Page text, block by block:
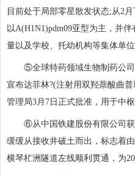
目前处于局部零星散发状态;从2
以A(H1N1)pdm09亚型为主，并
量以及学校、托幼机构等集体单
⑤全球特药领域生物制药公司
宣布达菲林?(注射用双羟萘酸曲
管理局3月7日正式批准，用于中
⑥从中国铁建股份有限公司获
缓缓从接收井破土而出，标志着
横琴杧洲隧道左线顺利贯通，为